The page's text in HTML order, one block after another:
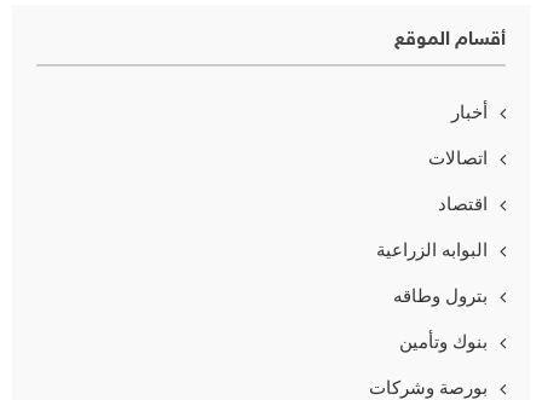
أقسام الموقع
أخبار
اتصالات
اقتصاد
البوابه الزراعية
بترول وطاقه
بنوك وتأمين
بورصة وشركات